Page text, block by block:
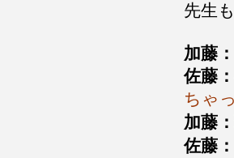
先生
加藤：
佐藤：
ちゃ
加藤：
佐藤：